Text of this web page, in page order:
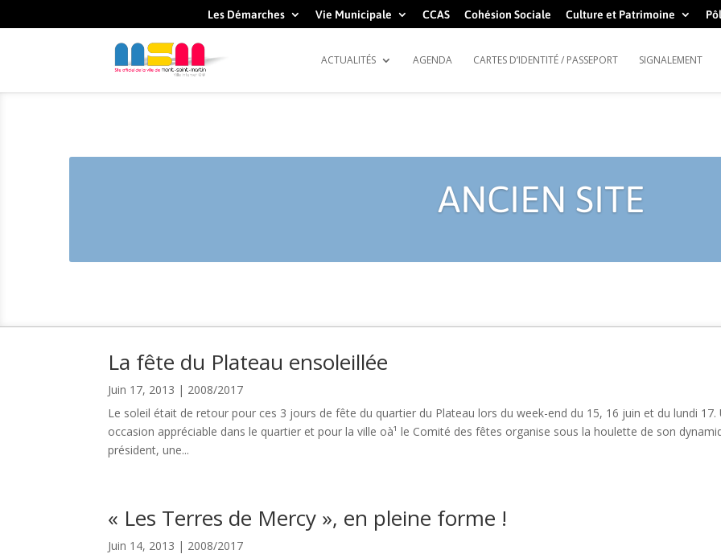
Les Démarches Vie Municipale CCAS Cohésion Sociale Culture et Patrimoine
ACTUALITÉS AGENDA CARTES D’IDENTITÉ / PASSEPORT SIGNALEMENT
ANCIEN SITE
La fête du Plateau ensoleillée
Juin 17, 2013 | 2008/2017
Le soleil était de retour pour ces 3 jours de fête du quartier du Plateau lors du week-end du 15, 16 juin et du lundi 17.
occasion appréciable dans le quartier et pour la ville oà¹ le Comité des fêtes organise sous la houlette de son
président, une...
« Les Terres de Mercy », en pleine forme !
Juin 14, 2013 | 2008/2017